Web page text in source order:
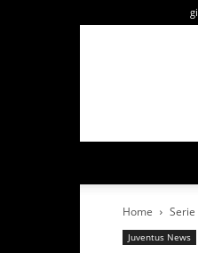
Home Serie
Juventus News